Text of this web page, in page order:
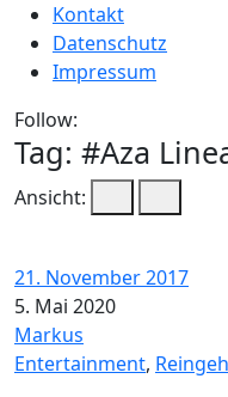
Kontakt
Datenschutz
Impressum
Follow:
Tag: #Aza
Ansicht:
21. November 2017
5. Mai 2020
Markus
Entertainment,